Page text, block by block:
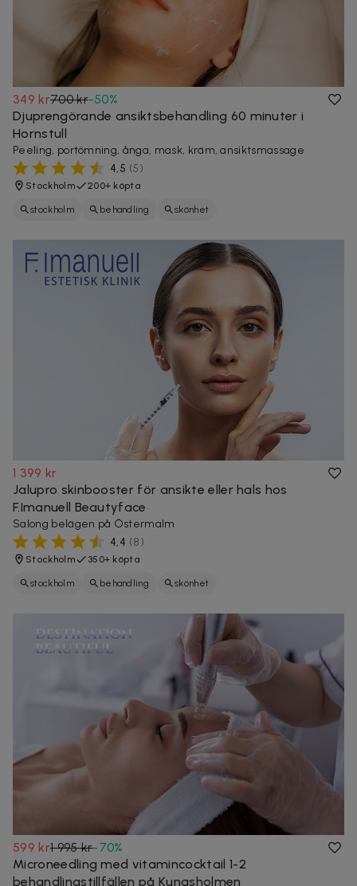
349 kr700 kr-50%
Djuprengörande ansiktsbehandling 60 minuter i
Hornstull
Peeling, portömning, ånga, mask, kräm, ansiktsmassage
4,5 (5)
Stockholm 200+ köpta
stockholm behandling skönhet
1 399 kr
Jalupro skinbooster för ansikte eller hals hos
F.Imanuell Beautyface
Salong belägen på Östermalm
4,4 (8)
Stockholm 350+ köpta
stockholm behandling skönhet
599 kr1 995 kr-70%
Microneedling med vitamincocktail 1-2
behandlingstillfällen på Kungsholmen